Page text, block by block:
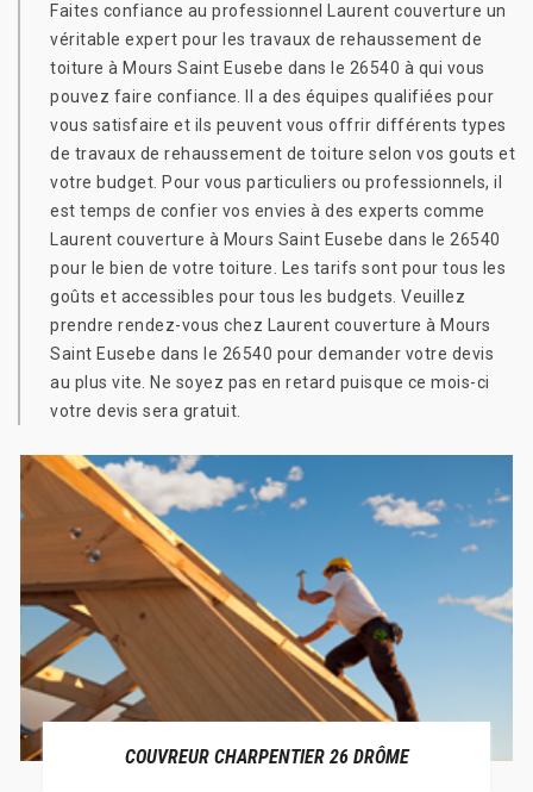
Faites confiance au professionnel Laurent couverture un
véritable expert pour les travaux de rehaussement de
toiture à Mours Saint Eusebe dans le 26540 à qui vous
pouvez faire confiance. Il a des équipes qualifiées pour
vous satisfaire et ils peuvent vous offrir différents types
de travaux de rehaussement de toiture selon vos gouts et
votre budget. Pour vous particuliers ou professionnels, il
est temps de confier vos envies à des experts comme
Laurent couverture à Mours Saint Eusebe dans le 26540
pour le bien de votre toiture. Les tarifs sont pour tous les
goûts et accessibles pour tous les budgets. Veuillez
prendre rendez-vous chez Laurent couverture à Mours
Saint Eusebe dans le 26540 pour demander votre devis
au plus vite. Ne soyez pas en retard puisque ce mois-ci
votre devis sera gratuit.
COUVREUR CHARPENTIER 26 DRÔME